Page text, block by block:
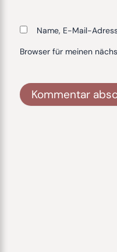
Name, E-Mail-
Browser für meinen